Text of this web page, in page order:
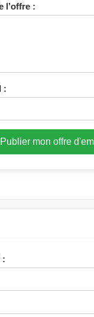
l’offre :
:
mon offre
: